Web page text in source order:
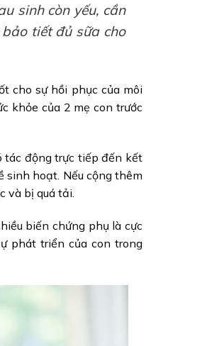
sinh còn yếu, cần
tiết đủ sữa cho
cho sự hồi phục của môi
khỏe của 2 mẹ con trước
tác động trực tiếp đến kết
sinh hoạt. Nếu cộng thêm
và bị quá tải.
biến chứng phụ là cực
phát triển của con trong